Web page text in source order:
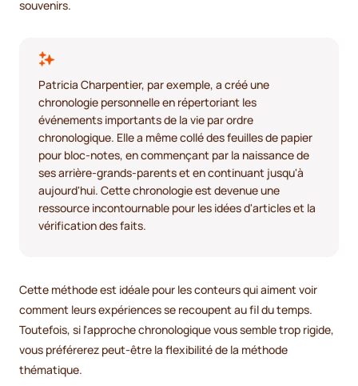
souvenirs.
Patricia Charpentier, par exemple, a créé une
chronologie personnelle en répertoriant les
événements importants de la vie par ordre
chronologique. Elle a même collé des feuilles de papier
pour bloc-notes, en commençant par la naissance de
ses arrière-grands-parents et en continuant jusqu'à
aujourd'hui. Cette chronologie est devenue une
ressource incontournable pour les idées d'articles et la
vérification des faits.
Cette méthode est idéale pour les conteurs qui aiment voir
comment leurs expériences se recoupent au fil du temps.
Toutefois, si l'approche chronologique vous semble trop rigide,
vous préférerez peut-être la flexibilité de la méthode
thématique.